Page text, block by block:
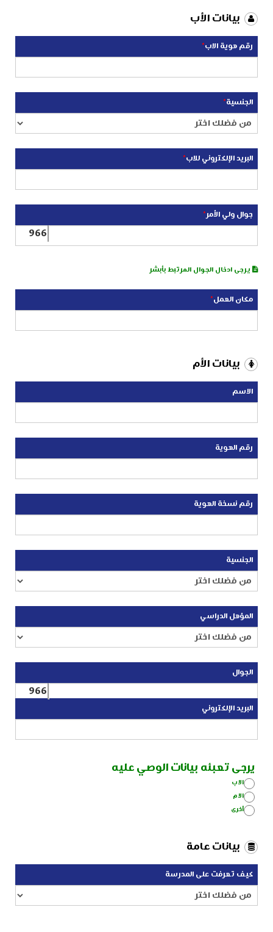
بيانات الأب
رقم هوية الاب*
الجنسية*
البريد الإلكتروني للاب*
جوال ولي الأمر *
966
يرجى ادخال الجوال المرتبط بأبشر
مكان العمل*
بيانات الأم
الاسم
رقم الهوية
رقم نسخة الهوية
الجنسية
المؤهل الدراسي
الجوال
966
البريد اﻹلكتروني
يرجى تعبئه بيانات الوصي عليه
الاب
الام
أخرى
بيانات عامة
كيف تعرفت على المدرسة